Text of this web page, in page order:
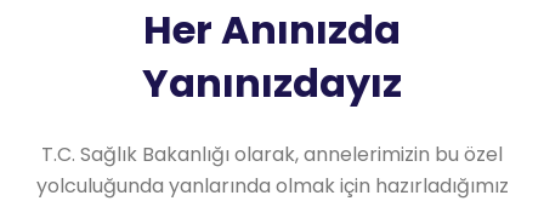
Her Anınızda
Yanınızdayız
T.C. Sağlık Bakanlığı olarak, annelerimizin bu özel
yolculuğunda yanlarında olmak için hazırladığımız